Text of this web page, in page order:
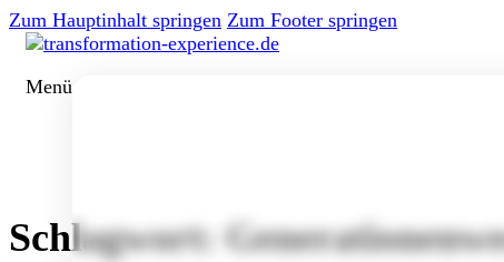
Zum Hauptinhalt springen Zum Footer springen
Menü
Schlagwort: